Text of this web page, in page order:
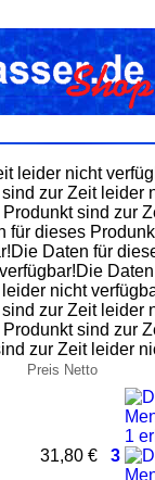
leider nicht
zur Zeit
sind zur
dieses
Daten für
nicht
zur Zeit
sind zur
zur Zeit leider
Preis Netto
31,80 € 3